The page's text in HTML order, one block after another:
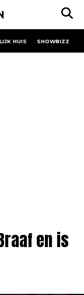
HUIS SHOWBIZZ
en is